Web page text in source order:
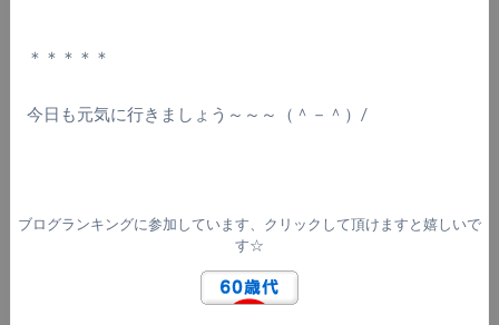
＊＊＊＊＊
今日も元気に行きましょう～～～（＾－＾）/
ブログランキングに参加しています、クリックして頂けますと嬉しいで
す☆